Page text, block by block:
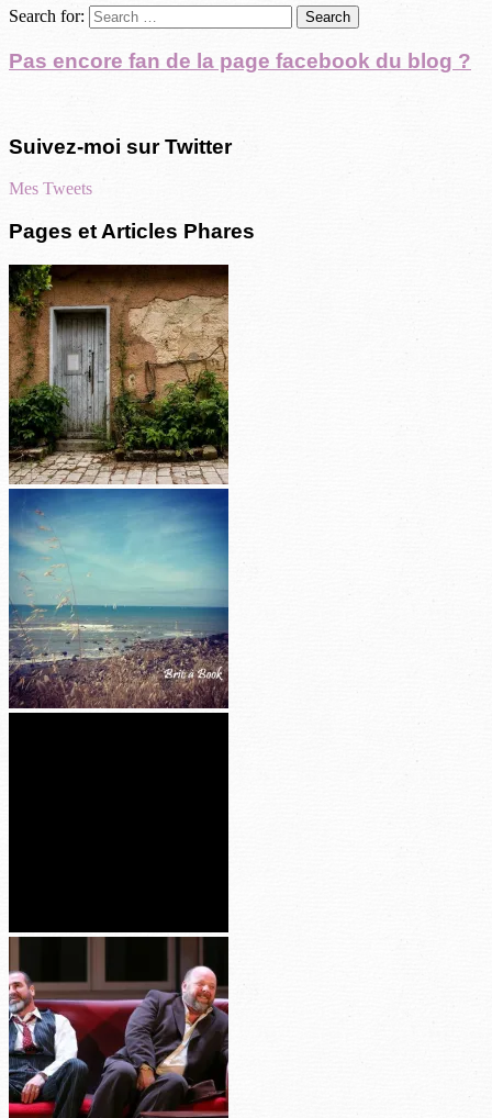
Search for:
Pas encore fan de la page facebook du blog ?
Suivez-moi sur Twitter
Mes Tweets
Pages et Articles Phares